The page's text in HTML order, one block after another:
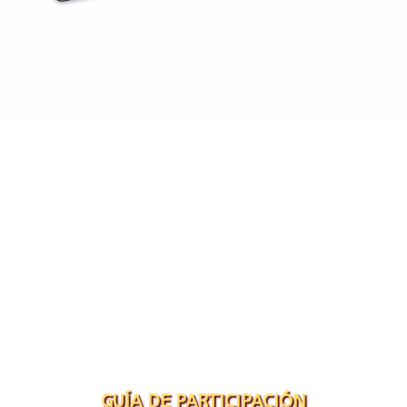
GUÍA DE PARTICIPACIÓN